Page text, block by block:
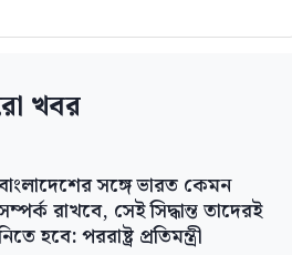
খবর
সঙ্গে ভারত কেমন
রাখবে, সেই সিদ্ধান্ত তাদেরই
হবে: পররাষ্ট্র প্রতিমন্ত্রী